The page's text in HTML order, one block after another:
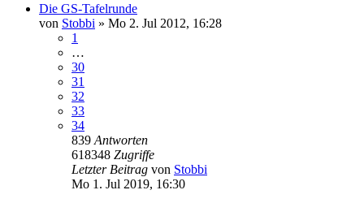
Die GS-Tafelrunde
von Stobbi » Mo 2. Jul 2012, 16:28
1
…
30
31
32
33
34
839 Antworten
618348 Zugriffe
Letzter Beitrag von Stobbi
Mo 1. Jul 2019, 16:30